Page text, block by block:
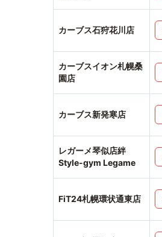
カーブス石狩花川店
カーブスイオン札幌桑
園店
カーブス新発寒店
レガーメ琴似店絆
Style-gym Legame
FiT24札幌環状通東店